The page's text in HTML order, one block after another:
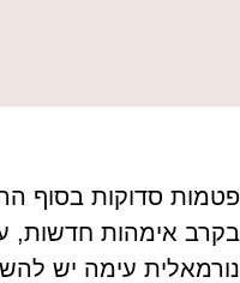
פטמות סדוקות בסוף
בקרב אימהות חדשות,
נורמאלית עימה יש